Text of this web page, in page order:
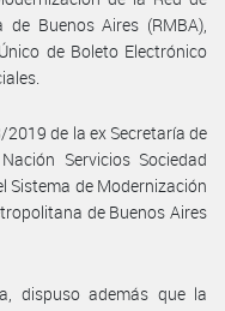
Buenos Aires (RMBA),
de Boleto Electrónico
de la ex Secretaría de
Servicios Sociedad
Sistema de Modernización
de Buenos Aires
dispuso además que la